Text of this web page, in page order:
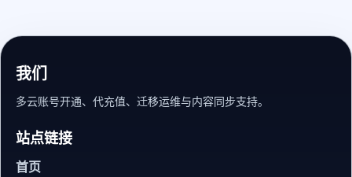
我们
多云账号开通、代充值、迁移运维与内容同步支持。
站点链接
首页